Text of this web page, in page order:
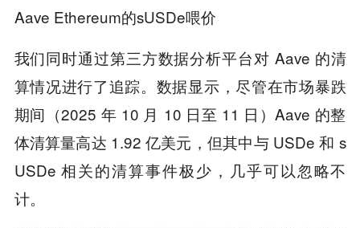
Aave Ethereum的sUSDe喂价
我们同时通过第三方数据分析平台对 Aave 的清
算情况进行了追踪。数据显示，尽管在市场暴跌
期间（2025 年 10 月 10 日至 11 日）Aave 的整
体清算量高达 1.92 亿美元，但其中与 USDe 和 s
USDe 相关的清算事件极少，几乎可以忽略不
计。